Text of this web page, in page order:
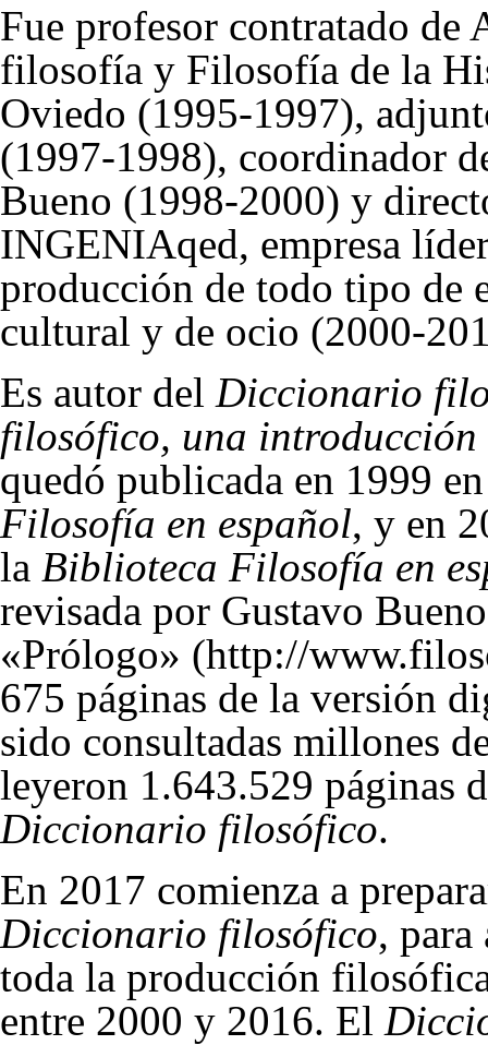
Fue profesor contratado de
filosofía y Filosofía de la
Oviedo (1995-1997),
(1997-1998), coordinador
Bueno (1998-2000) y
INGENIAqed, empresa
producción de todo tipo de
cultural y de ocio (2000-
Es autor del Diccionario
filosófico, una
quedó publicada en 1999
Filosofía en español, y en
la Biblioteca Filosofía en
revisada por Gustavo Bueno
«Prólogo»
675 páginas de la versión
sido consultadas millones
leyeron 1.643.529 páginas
Diccionario filosófico.
En 2017 comienza a
Diccionario filosófico,
toda la producción
entre 2000 y 2016. El